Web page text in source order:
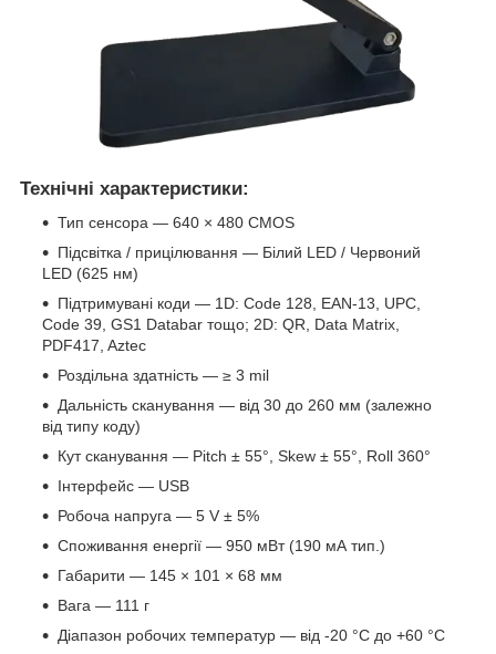
Технічні характеристики:
Тип сенсора — 640 × 480 CMOS
Підсвітка / прицілювання — Білий LED / Червоний
LED (625 нм)
Підтримувані коди — 1D: Code 128, EAN-13, UPC,
Code 39, GS1 Databar тощо; 2D: QR, Data Matrix,
PDF417, Aztec
Роздільна здатність — ≥ 3 mil
Дальність сканування — від 30 до 260 мм (залежно
від типу коду)
Кут сканування — Pitch ± 55°, Skew ± 55°, Roll 360°
Інтерфейс — USB
Робоча напруга — 5 V ± 5%
Споживання енергії — 950 мВт (190 мА тип.)
Габарити — 145 × 101 × 68 мм
Вага — 111 г
Діапазон робочих температур — від -20 °C до +60 °C